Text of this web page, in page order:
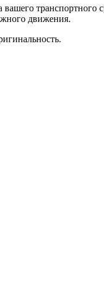
транспортного
движения.